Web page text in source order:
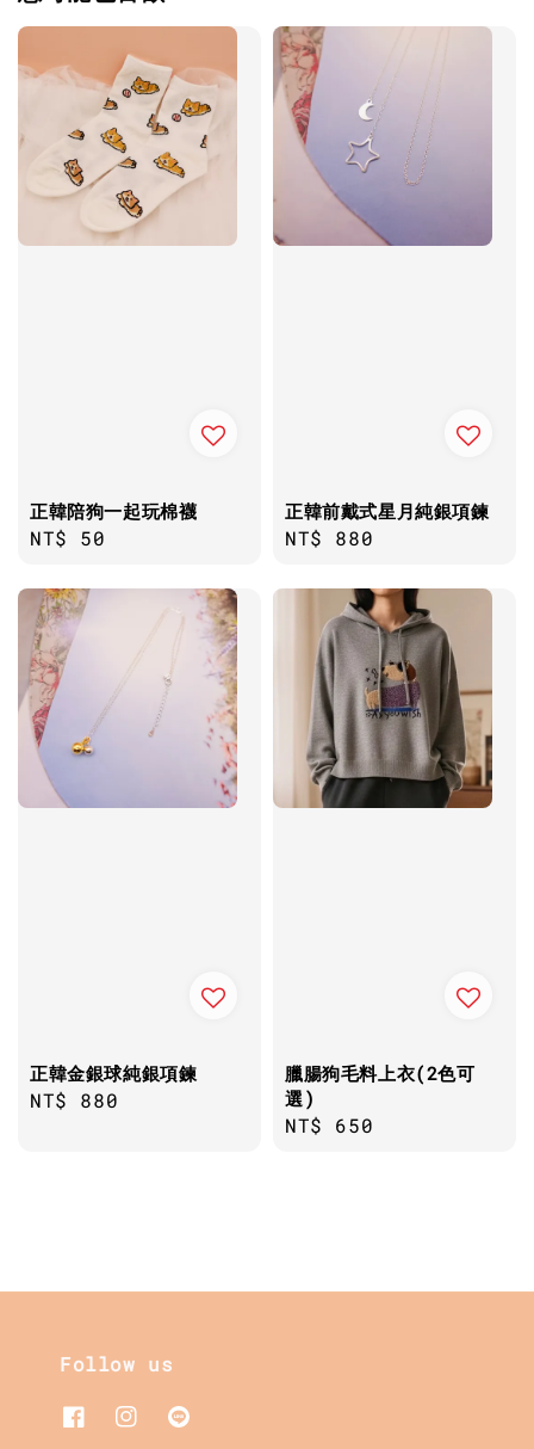
正韓陪狗一起玩棉襪
Regular
NT$ 50
正韓前戴式星月純銀項鍊
Regular
NT$ 880
正韓金銀球純銀項鍊
Regular
NT$ 880
臘腸狗毛料上衣(2色可
選)
Regular
NT$ 650
Follow us